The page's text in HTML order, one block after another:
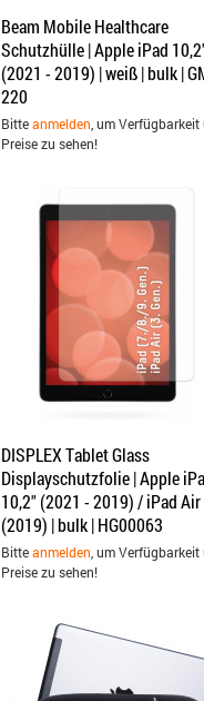
Beam Mobile Healthcare
Schutzhülle | Apple iPad
(2021 - 2019) | weiß | bulk |
220
Bitteanmelden , um
Preise zu sehen!
DISPLEX Tablet Glass
Displayschutzfolie | Apple
10,2" (2021 - 2019) / iPad Air
(2019) | bulk | HG00063
Bitteanmelden , um
Preise zu sehen!